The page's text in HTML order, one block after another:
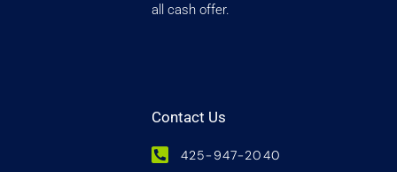
all cash offer.
Contact Us
425-947-2040